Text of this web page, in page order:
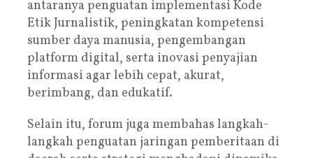
antaranya penguatan implementasi Kode
Etik Jurnalistik, peningkatan kompetensi
sumber daya manusia, pengembangan
platform digital, serta inovasi penyajian
informasi agar lebih cepat, akurat,
berimbang, dan edukatif.
Selain itu, forum juga membahas langkah-
langkah penguatan jaringan pemberitaan di